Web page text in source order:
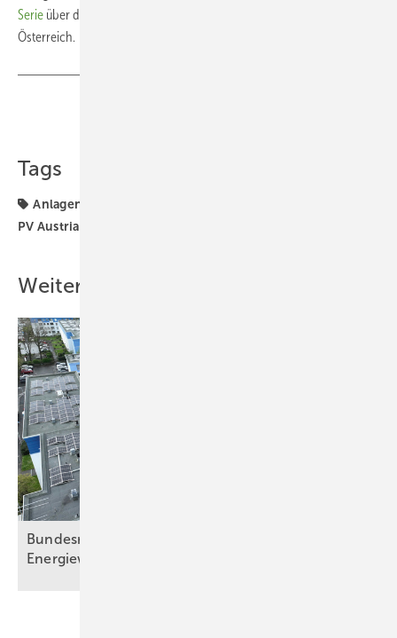
Serie über die aktuellen Vorgaben für die Elektrizitätswirtschaft in
Österreich.
Tags
Anlagenbetreiber
PV Austria
Weitere Inhalte
Bundesregierung beschließt Novelle des
Energiewirtschaftsgesetzes